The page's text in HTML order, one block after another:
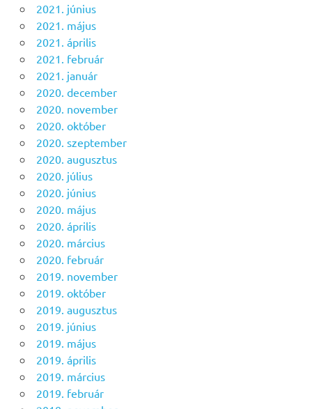
2021. június
2021. május
2021. április
2021. február
2021. január
2020. december
2020. november
2020. október
2020. szeptember
2020. augusztus
2020. július
2020. június
2020. május
2020. április
2020. március
2020. február
2019. november
2019. október
2019. augusztus
2019. június
2019. május
2019. április
2019. március
2019. február